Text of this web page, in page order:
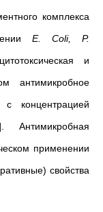
комплекса
E. Coli, P.
и
антимикробное
концентрацией
. Антимикробная
применении
свойства